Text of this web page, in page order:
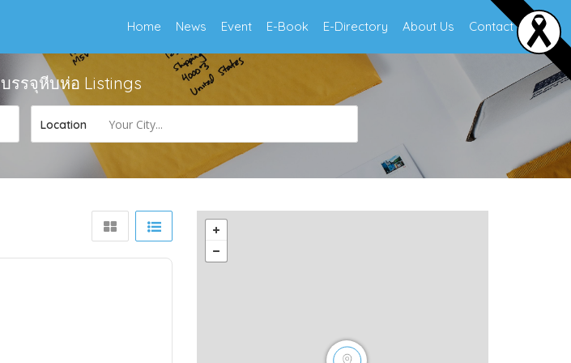
Home News Event E-Book E-Directory About Us Contact Us
บรรจุหีบห่อ Listings
Location Your City...